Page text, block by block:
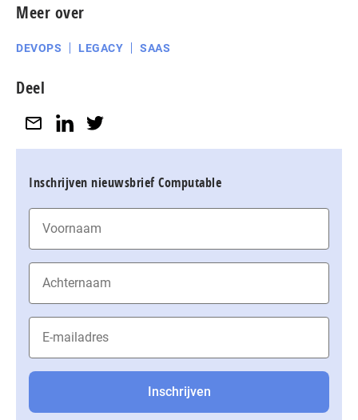
Meer over
DEVOPS LEGACY SAAS
Deel
Inschrijven nieuwsbrief Computable